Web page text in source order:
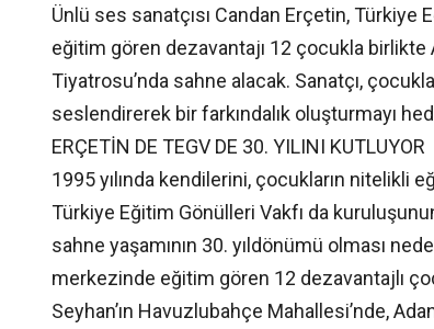
Ünlü ses sanatçısı Candan Erçetin, Türkiye
eğitim gören dezavantajı 12 çocukla birlikte
Tiyatrosu’nda sahne alacak. Sanatçı,
seslendirerek bir farkındalık oluşturmayı
ERÇETİN DE TEGV DE 30. YILINI KUTLUYOR
1995 yılında kendilerini, çocukların nitelikli
Türkiye Eğitim Gönülleri Vakfı da
sahne yaşamının 30. yıldönümü olması
merkezinde eğitim gören 12 dezavantajlı
Seyhan’ın Havuzlubahçe Mahallesi’nde,